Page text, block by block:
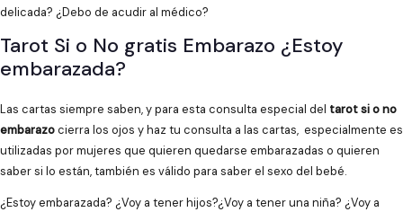
delicada? ¿Debo de acudir al médico?
Tarot Si o No gratis Embarazo ¿Estoy
embarazada?
Las cartas siempre saben, y para esta consulta especial del tarot si o no
embarazocierra los ojos y haz tu consulta a las cartas, especialmente es
utilizadas por mujeres que quieren quedarse embarazadas o quieren
saber si lo están, también es válido para saber el sexo del bebé.
¿Estoy embarazada? ¿Voy a tener hijos?¿Voy a tener una niña? ¿Voy a